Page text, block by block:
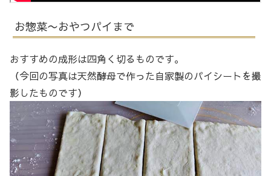
お惣菜〜おやつパイまで
おすすめの成形は四角く切るものです。
（今回の写真は天然酵母で作った自家製のパイシートを撮
影したものです）